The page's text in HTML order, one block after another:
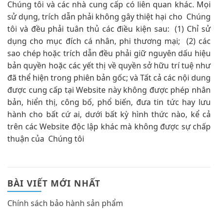
Chúng tôi và các nhà cung cấp có liên quan khác. Mọi
sử dụng, trích dẫn phải không gây thiệt hại cho Chúng
tôi và đều phải tuân thủ các điều kiện sau: (1) Chỉ sử
dụng cho mục đích cá nhân, phi thương mại; (2) các
sao chép hoặc trích dẫn đều phải giữ nguyên dấu hiệu
bản quyền hoặc các yết thị về quyền sở hữu trí tuệ như
đã thể hiện trong phiên bản gốc; và Tất cả các nội dung
được cung cấp tại Website này không được phép nhân
bản, hiển thị, công bố, phổ biến, đưa tin tức hay lưu
hành cho bất cứ ai, dưới bất kỳ hình thức nào, kể cả
trên các Website độc lập khác mà không được sự chấp
thuận của Chúng tôi
BÀI VIẾT MỚI NHẤT
Chính sách bảo hành sản phẩm